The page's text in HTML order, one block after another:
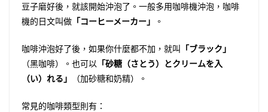
豆子磨好後，就該開始沖泡了。一般多用咖啡機沖泡，咖啡
機的日文叫做 「コーヒーメーカー」 。
咖啡沖泡好了後，如果你什麼都不加，就叫 「ブラック」
（黑咖啡）。也可以 「砂糖（さとう）とクリームを入
（い）れる」
（加砂糖和奶精）。
常見的咖啡類型則有：